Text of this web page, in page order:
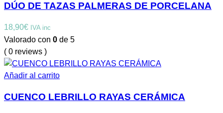
DÚO DE TAZAS PALMERAS DE PORCELANA
18,90€ IVA inc
Valorado con 0 de 5
( 0 reviews )
Añadir al carrito
CUENCO LEBRILLO RAYAS CERÁMICA